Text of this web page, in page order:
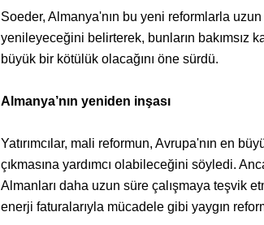
Soeder, Almanya'nın bu yeni reformlarla
yenileyeceğini belirterek, bunların bakımsız
büyük bir kötülük olacağını öne sürdü.
Almanya’nın yeniden inşası
Yatırımcılar, mali reformun, Avrupa'nın en
çıkmasına yardımcı olabileceğini söyledi.
Almanları daha uzun süre çalışmaya teşvik
enerji faturalarıyla mücadele gibi yaygın